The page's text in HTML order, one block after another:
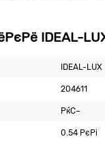
IDEAL-
IDEAL-LUX
204611
РќС–
0.54 РєРі